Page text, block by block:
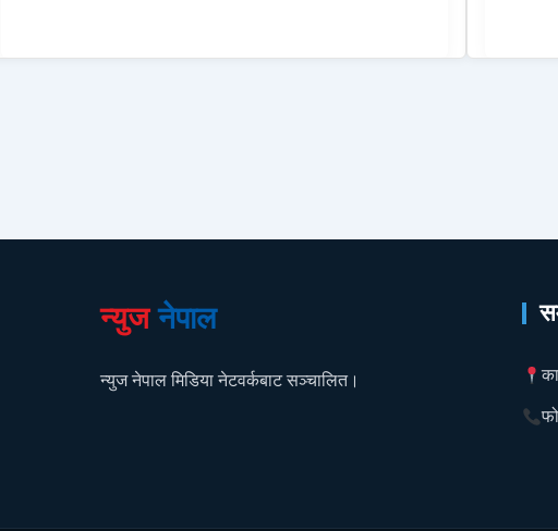
न्युजनेपाल
न्युज नेपाल मिडिया नेटवर्कबाट सञ्चालित।